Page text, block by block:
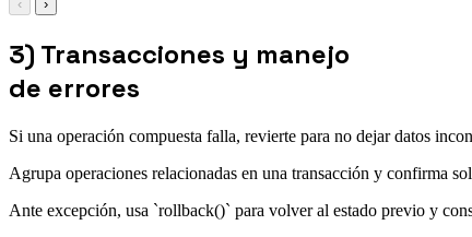
‹ ›
3) Transacciones y manejo
de errores
Si una operación compuesta falla, revierte para no dejar datos
Agrupa operaciones relacionadas en una transacción y confirma
Ante excepción, usa `rollback()` para volver al estado previo y